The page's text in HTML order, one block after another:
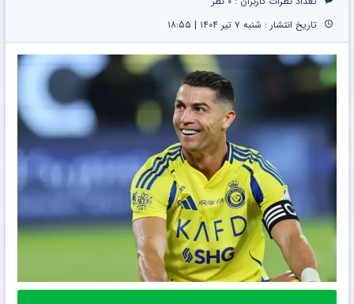
تاریخ انتشار : شنبه ۷ تیر ۱۴۰۴ | ۱۸:۵۵